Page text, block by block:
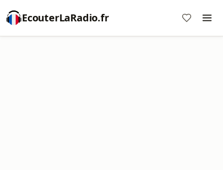
EcouterLaRadio.fr